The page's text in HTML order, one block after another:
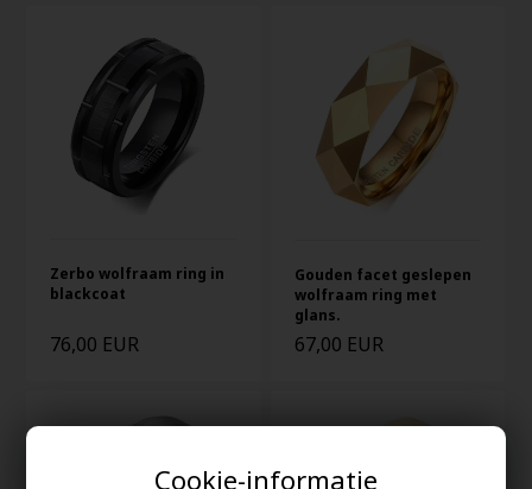
Cookie-informatie
Zerbo wolfraam ring in
blackcoat
76,00 EUR
Gouden facet geslepen
wolfraam ring met
glans.
67,00 EUR